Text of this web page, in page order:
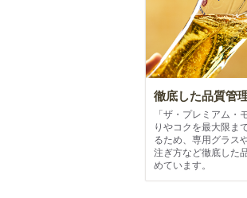
徹底した品質管
「ザ・プレミアム・
りやコクを最大限ま
るため、専用グラス
注ぎ方など徹底した
めています。